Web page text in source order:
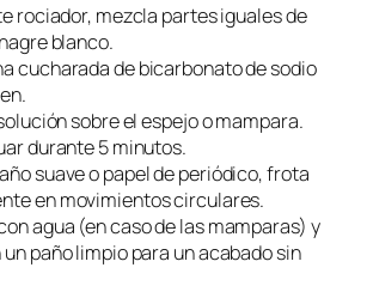
rociador, mezcla partes iguales de
blanco.
cucharada de bicarbonato de sodio
sobre el espejo o mampara.
durante 5 minutos.
suave o papel de periódico, frota
en movimientos circulares.
agua (en caso de las mamparas) y
paño limpio para un acabado sin